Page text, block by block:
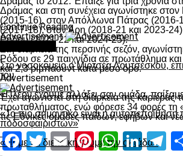
Δράμας και στη συνέχεια αγωνίστηκε
(2015-16), στον Απόλλωνα Πάτρας (2016-
(2017-18), στον Άρη (2018-21 και 2023-
Ρόδου (2021-22 και 2024-25).
Στη διάρκεια της περσινής σεζόν,
Ρόδου σε 29 παιχνίδια σε πρωτάθλημα
και 2,3 ριμπάουντ κατά μέσο όρο.
Advertisement
Έχει αγωνιστεί στη διάρκεια της καριέρας
πρωταθλήματος, ενώ φόρεσε 34 φορές τη
τις Εθνικές ομάδες παίδων, εφήβων και
Facebook
Twitter
EmailPinterest
Continue Reading
Advertisement
Στο νοσοκομείο ο Μιρτσέα Λουτσέσκου,
του
«Πλέον έχουμε αλλάξει σαν ομάδα,
«Το πιο σημαντικό είναι η αυτοπεποίθηση
ποδοσφαιριστών»
«Πάμε να διεκδικήσουμε την οκτάδα»